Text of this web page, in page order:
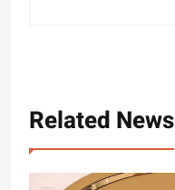
Related News